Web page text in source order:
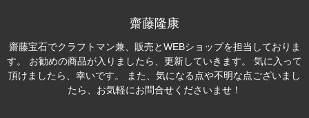
齋藤隆康
齋藤宝石でクラフトマン兼、販売とWEBショップを担当しておりま
す。 お勧めの商品が入りましたら、更新していきます。 気に入って
頂けましたら、幸いです。 また、気になる点や不明な点ございまし
たら、お気軽にお問合せくださいませ！